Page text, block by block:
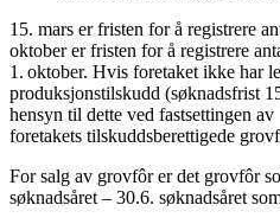
15. mars er fristen for å registrere
oktober er fristen for å registrere
1. oktober. Hvis foretaket ikke har
produksjonstilskudd (søknadsfrist
hensyn til dette ved fastsettingen av
foretakets tilskuddsberettigede
For salg av grovfôr er det grovfôr
søknadsåret – 30.6. søknadsåret